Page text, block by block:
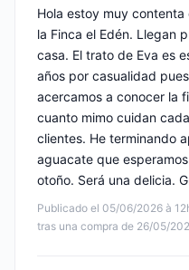
Publicado el 05/06/2026 à
tras una compra de 26/05/
Hola estoy muy
la Finca el Edén. Llegan
casa. El trato de Eva es
años por casualidad
acercamos a conocer la
cuanto mimo cuidan
clientes. He terminando
aguacate que
otoño. Será una delicia.